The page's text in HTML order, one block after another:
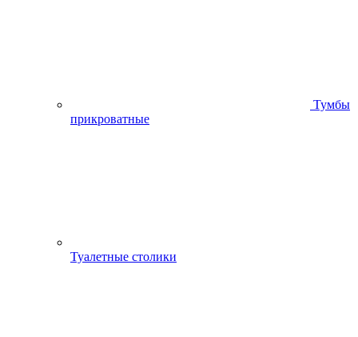
Тумбы
прикроватные
Туалетные столики